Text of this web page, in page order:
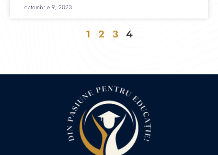
octombrie 9, 2023
1 2 3 4